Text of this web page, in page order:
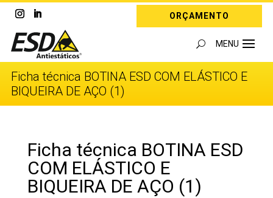
ORÇAMENTO
Ficha técnica BOTINA ESD COM ELÁSTICO E
BIQUEIRA DE AÇO (1)
Ficha técnica BOTINA ESD
COM ELÁSTICO E
BIQUEIRA DE AÇO (1)